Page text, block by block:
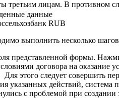
третьим лицам. В противном
данные
RUB
выполнить несколько
представленной формы.
договора на оказание
Для этого следует совершить
указанных действий, система
с проблемой при